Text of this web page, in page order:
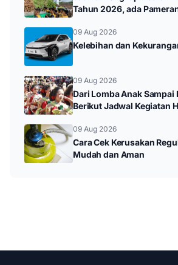
Tahun 2026, ada
09 Aug 2026
Kelebihan dan
09 Aug 2026
Dari Lomba Anak Sampai
Berikut Jadwal Kegiatan
09 Aug 2026
Cara Cek Kerusakan
Mudah dan Aman